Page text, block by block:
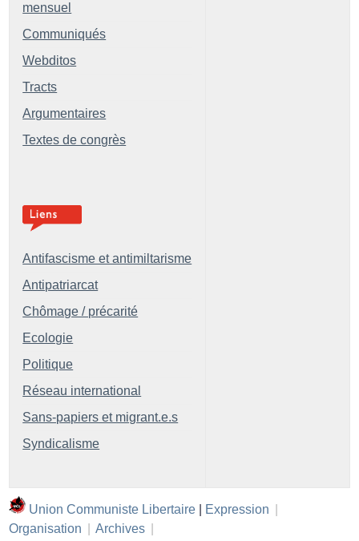
mensuel
Communiqués
Webditos
Tracts
Argumentaires
Textes de congrès
Antifascisme et antimiltarisme
Antipatriarcat
Chômage / précarité
Ecologie
Politique
Réseau international
Sans-papiers et migrant.e.s
Syndicalisme
Union Communiste Libertaire Expression
Organisation
Archives